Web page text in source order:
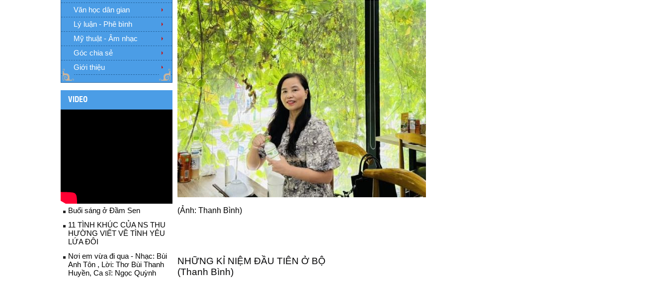
Văn học dân gian
Lý luận - Phê bình
Mỹ thuật - Âm nhạc
Góc chia sẻ
Giới thiệu
VIDEO
Buổi sáng ở Đầm Sen
11 TÌNH KHÚC CỦA NS THU
HƯỜNG VIẾT VỀ TÌNH YÊU
LỨA ĐÔI
Nơi em vừa đi qua - Nhạc: Bùi
Anh Tôn , Lời: Thơ Bùi Thanh
Huyền, Ca sĩ: Ngọc Quỳnh
(Ảnh: Thanh Bình)
NHỮNG KỈ NIỆM ĐẦU TIÊN Ở BỘ
(Thanh Bình)